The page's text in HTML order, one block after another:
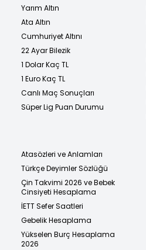
Yarım Altın
Ata Altın
Cumhuriyet Altını
22 Ayar Bilezik
1 Dolar Kaç TL
1 Euro Kaç TL
Canlı Maç Sonuçları
Süper Lig Puan Durumu
Atasözleri ve Anlamları
Türkçe Deyimler Sözlüğü
Çin Takvimi 2026 ve Bebek
Cinsiyeti Hesaplama
İETT Sefer Saatleri
Gebelik Hesaplama
Yükselen Burç Hesaplama
2026